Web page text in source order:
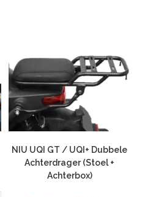
NIU UQI GT / UQI+ Dubbele
Achterdrager (Stoel +
Achterbox)